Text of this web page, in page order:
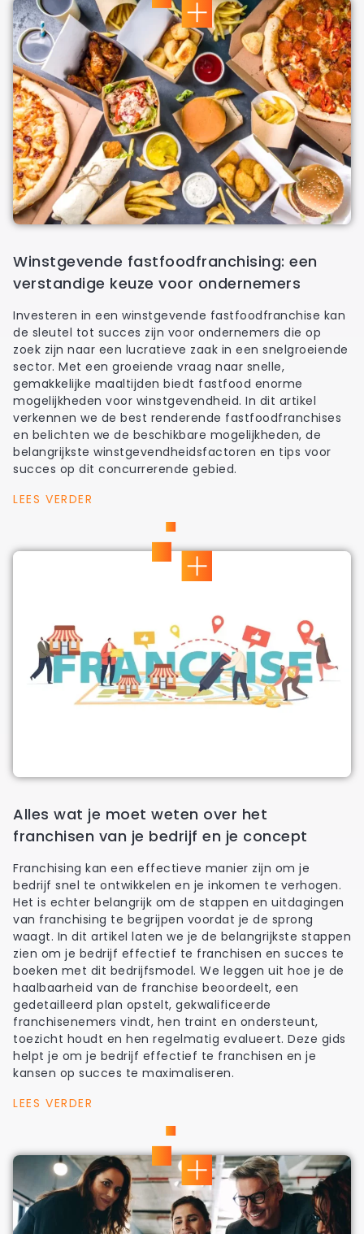
Winstgevende fastfoodfranchising: een
verstandige keuze voor ondernemers
Investeren in een winstgevende fastfoodfranchise kan
de sleutel tot succes zijn voor ondernemers die op
zoek zijn naar een lucratieve zaak in een snelgroeiende
sector. Met een groeiende vraag naar snelle,
gemakkelijke maaltijden biedt fastfood enorme
mogelijkheden voor winstgevendheid. In dit artikel
verkennen we de best renderende fastfoodfranchises
en belichten we de beschikbare mogelijkheden, de
belangrijkste winstgevendheidsfactoren en tips voor
succes op dit concurrerende gebied.
LEES VERDER
Alles wat je moet weten over het
franchisen van je bedrijf en je concept
Franchising kan een effectieve manier zijn om je
bedrijf snel te ontwikkelen en je inkomen te verhogen.
Het is echter belangrijk om de stappen en uitdagingen
van franchising te begrijpen voordat je de sprong
waagt. In dit artikel laten we je de belangrijkste stappen
zien om je bedrijf effectief te franchisen en succes te
boeken met dit bedrijfsmodel. We leggen uit hoe je de
haalbaarheid van de franchise beoordeelt, een
gedetailleerd plan opstelt, gekwalificeerde
franchisenemers vindt, hen traint en ondersteunt,
toezicht houdt en hen regelmatig evalueert. Deze gids
helpt je om je bedrijf effectief te franchisen en je
kansen op succes te maximaliseren.
LEES VERDER